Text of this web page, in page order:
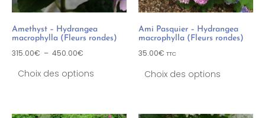
Amethyst – Hydrangea
macrophylla (Fleurs rondes)
315.00€ – 450.00€
Choix des options
Ami Pasquier – Hydrangea
macrophylla (Fleurs rondes)
35.00€ TTC
Choix des options